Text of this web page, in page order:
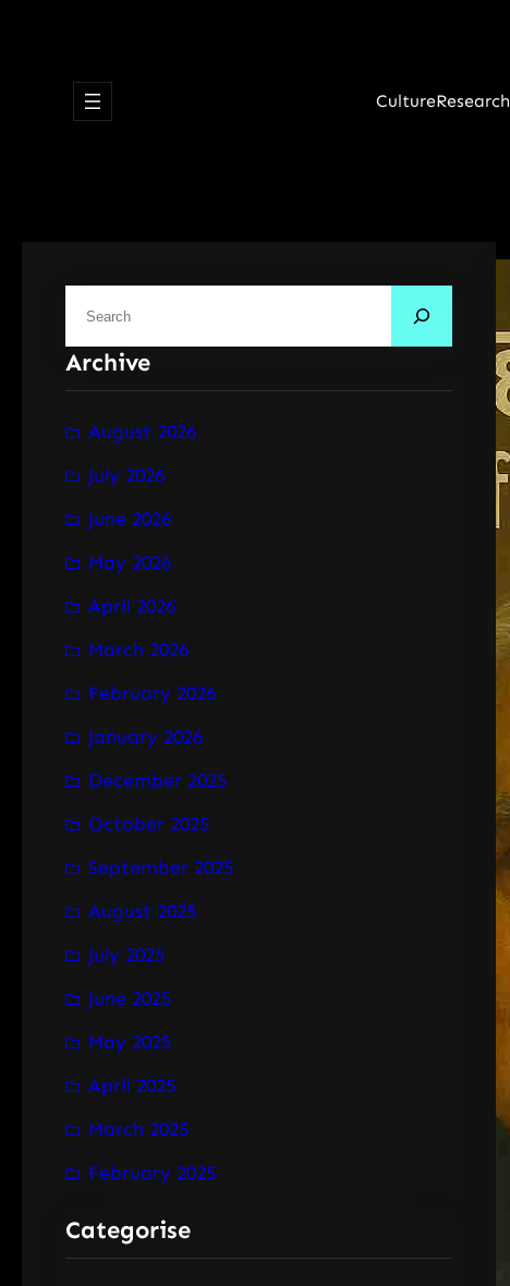
CultureResearch
a
r
c
Archive
August 2026
July 2026
June 2026
May 2026
April 2026
March 2026
February 2026
January 2026
December 2025
October 2025
September 2025
August 2025
July 2025
June 2025
May 2025
April 2025
March 2025
February 2025
Categorise